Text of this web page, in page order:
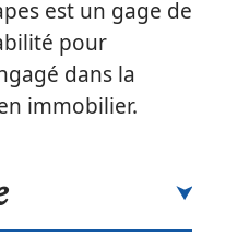
est un gage de
pour
dans la
immobilier.